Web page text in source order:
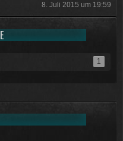
für einige
dann noch mal
09:25
flockig 50-60 €
alles
gezogen
8. Juli 2015 um 19:59
1